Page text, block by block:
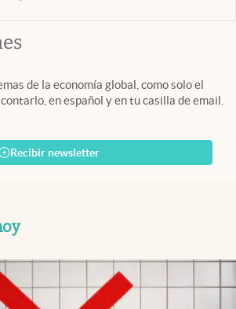
abre en nueva pestaña
de la economía global, como solo el
en español y en tu casilla de email.
Recibir newsletter